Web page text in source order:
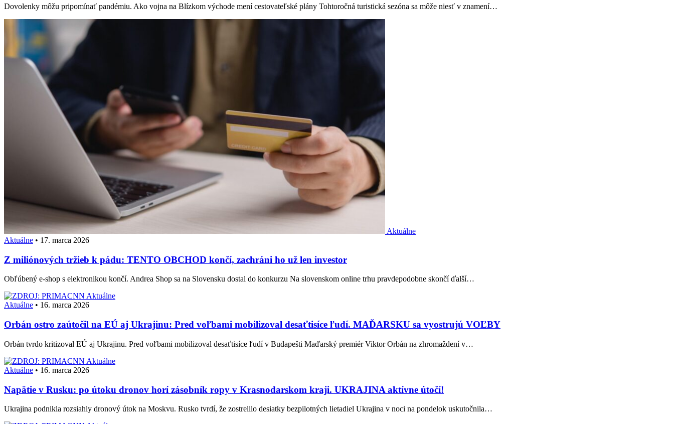
Dovolenky môžu pripomínať pandémiu. Ako vojna na Blízkom východe mení cestovateľské plány Tohtoročná turistická sezóna sa môže niesť v znamení…
Aktuálne
Aktuálne • 17. marca 2026
Z miliónových tržieb k pádu: TENTO OBCHOD končí, zachráni ho už len investor
Obľúbený e-shop s elektronikou končí. Andrea Shop sa na Slovensku dostal do konkurzu Na slovenskom online trhu pravdepodobne skončí ďalší…
Aktuálne
Aktuálne • 16. marca 2026
Orbán ostro zaútočil na EÚ aj Ukrajinu: Pred voľbami mobilizoval desaťtisíce ľudí. MAĎARSKU sa vyostrujú VOĽBY
Orbán tvrdo kritizoval EÚ aj Ukrajinu. Pred voľbami mobilizoval desaťtisíce ľudí v Budapešti Maďarský premiér Viktor Orbán na zhromaždení v…
Aktuálne
Aktuálne • 16. marca 2026
Napätie v Rusku: po útoku dronov horí zásobník ropy v Krasnodarskom kraji. UKRAJINA aktívne útočí!
Ukrajina podnikla rozsiahly dronový útok na Moskvu. Rusko tvrdí, že zostrelilo desiatky bezpilotných lietadiel Ukrajina v noci na pondelok uskutočnila…